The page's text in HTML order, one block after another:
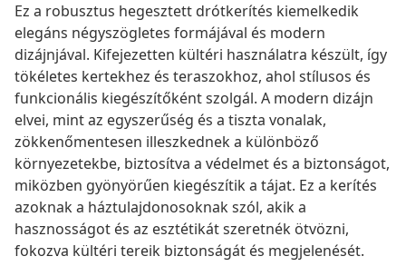
Ez a robusztus hegesztett drótkerítés kiemelkedik
elegáns négyszögletes formájával és modern
dizájnjával. Kifejezetten kültéri használatra készült, így
tökéletes kertekhez és teraszokhoz, ahol stílusos és
funkcionális kiegészítőként szolgál. A modern dizájn
elvei, mint az egyszerűség és a tiszta vonalak,
zökkenőmentesen illeszkednek a különböző
környezetekbe, biztosítva a védelmet és a biztonságot,
miközben gyönyörűen kiegészítik a tájat. Ez a kerítés
azoknak a háztulajdonosoknak szól, akik a
hasznosságot és az esztétikát szeretnék ötvözni,
fokozva kültéri tereik biztonságát és megjelenését.